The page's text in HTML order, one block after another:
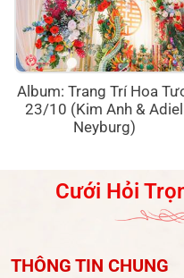
Album: Trang Trí Hoa
23/10 (Kim Anh & Adiel
Neyburg)
Cưới Hỏi
THÔNG TIN CHUNG